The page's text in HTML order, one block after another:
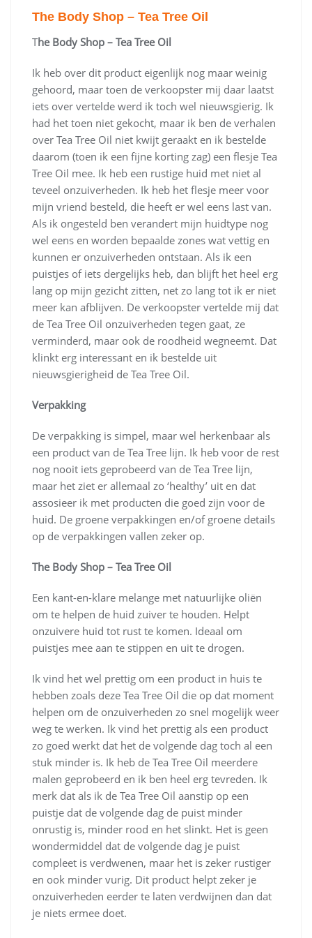
The Body Shop – Tea Tree Oil
The Body Shop – Tea Tree Oil
Ik heb over dit product eigenlijk nog maar weinig
gehoord, maar toen de verkoopster mij daar laatst
iets over vertelde werd ik toch wel nieuwsgierig. Ik
had het toen niet gekocht, maar ik ben de verhalen
over Tea Tree Oil niet kwijt geraakt en ik bestelde
daarom (toen ik een fijne korting zag) een flesje Tea
Tree Oil mee. Ik heb een rustige huid met niet al
teveel onzuiverheden. Ik heb het flesje meer voor
mijn vriend besteld, die heeft er wel eens last van.
Als ik ongesteld ben verandert mijn huidtype nog
wel eens en worden bepaalde zones wat vettig en
kunnen er onzuiverheden ontstaan. Als ik een
puistjes of iets dergelijks heb, dan blijft het heel erg
lang op mijn gezicht zitten, net zo lang tot ik er niet
meer kan afblijven. De verkoopster vertelde mij dat
de Tea Tree Oil onzuiverheden tegen gaat, ze
verminderd, maar ook de roodheid wegneemt. Dat
klinkt erg interessant en ik bestelde uit
nieuwsgierigheid de Tea Tree Oil.
Verpakking
De verpakking is simpel, maar wel herkenbaar als
een product van de Tea Tree lijn. Ik heb voor de rest
nog nooit iets geprobeerd van de Tea Tree lijn,
maar het ziet er allemaal zo ‘healthy’ uit en dat
assosieer ik met producten die goed zijn voor de
huid. De groene verpakkingen en/of groene details
op de verpakkingen vallen zeker op.
The Body Shop – Tea Tree Oil
Een kant-en-klare melange met natuurlijke oliën
om te helpen de huid zuiver te houden. Helpt
onzuivere huid tot rust te komen. Ideaal om
puistjes mee aan te stippen en uit te drogen.
Ik vind het wel prettig om een product in huis te
hebben zoals deze Tea Tree Oil die op dat moment
helpen om de onzuiverheden zo snel mogelijk weer
weg te werken. Ik vind het prettig als een product
zo goed werkt dat het de volgende dag toch al een
stuk minder is. Ik heb de Tea Tree Oil meerdere
malen geprobeerd en ik ben heel erg tevreden. Ik
merk dat als ik de Tea Tree Oil aanstip op een
puistje dat de volgende dag de puist minder
onrustig is, minder rood en het slinkt. Het is geen
wondermiddel dat de volgende dag je puist
compleet is verdwenen, maar het is zeker rustiger
en ook minder vurig. Dit product helpt zeker je
onzuiverheden eerder te laten verdwijnen dan dat
je niets ermee doet.